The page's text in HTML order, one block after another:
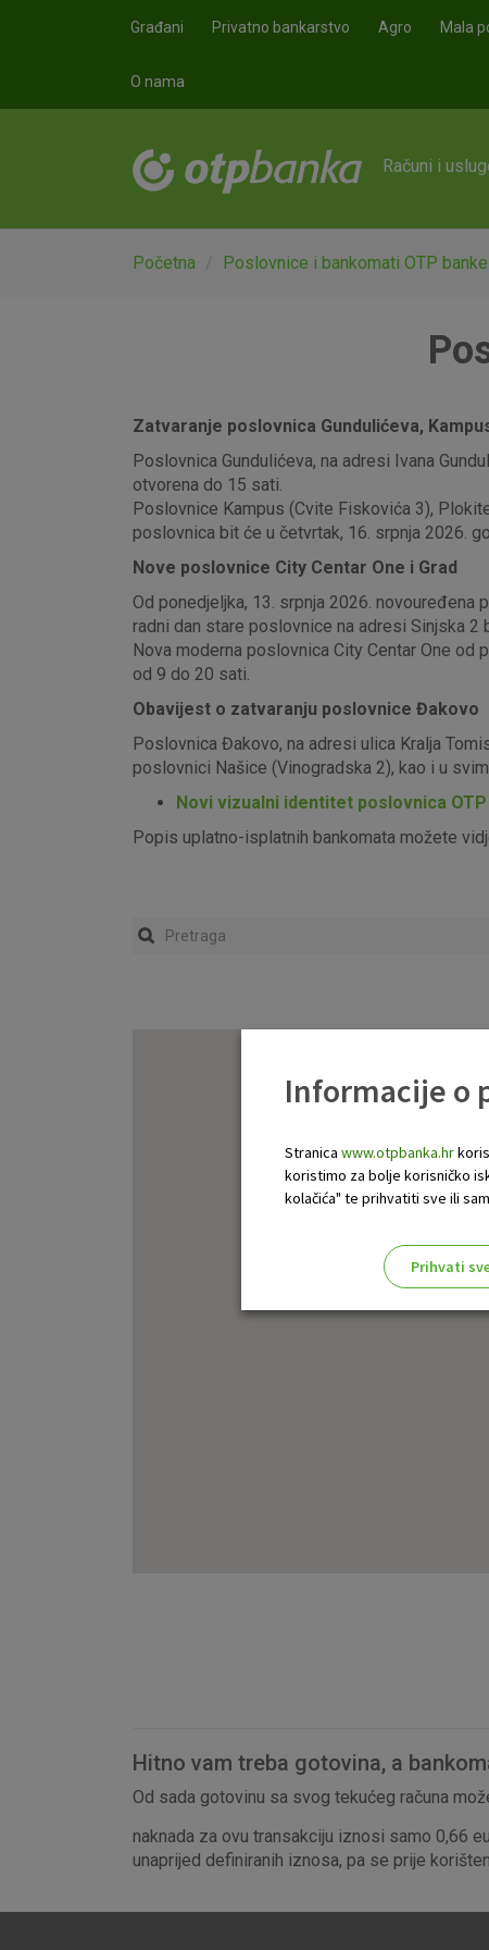
Građani Privatno bankarstvo Agro Mala
O nama
Računi i
Početna Poslovnice i bankomati OTP banke
Zatvaranje poslovnica Gundulićeva,
Poslovnica Gundulićeva, na adresi Ivana
otvorena do 15 sati.
Poslovnice Kampus (Cvite Fiskovića 3),
poslovnica bit će u četvrtak, 16. srpnja 2026.
Nove poslovnice City Centar One i Grad
Od ponedjeljka, 13. srpnja 2026. novouređena
radni dan stare poslovnice na adresi Sinjska
Nova moderna poslovnica City Centar One od
od 9 do 20 sati.
Obavijest o zatvaranju poslovnice Đakovo
Poslovnica Đakovo, na adresi ulica Kralja
poslovnici Našice (Vinogradska 2), kao i u
Novi vizualni identitet poslovnica
Popis uplatno-isplatnih bankomata možete
Hitno vam treba gotovina, a
Od sada gotovinu sa svog tekućeg računa
naknada za ovu transakciju iznosi samo 0,66
unaprijed definiranih iznosa, pa se prije
Informacije o
Stranica www.otpbanka.hr
koristimo za bolje korisničko
kolačića" te prihvatiti sve ili
Prihvati